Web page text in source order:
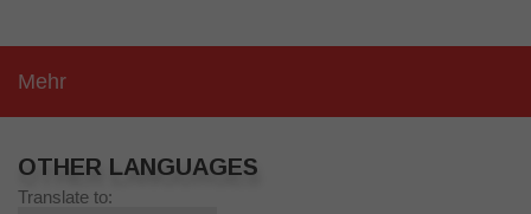
Mehr
OTHER LANGUAGES
Translate to: